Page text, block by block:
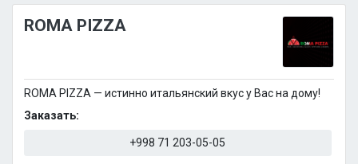
ROMA PIZZA
ROMA PIZZA — истинно итальянский вкус у Вас на дому!
Заказать:
+998 71 203-05-05